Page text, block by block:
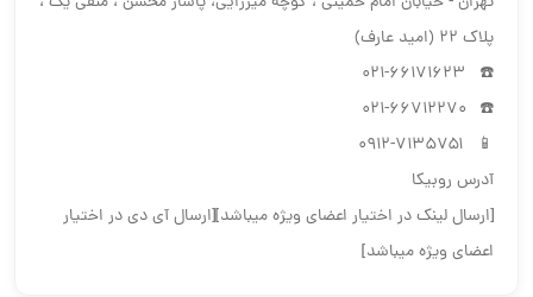
پلاک ۲۲ (امید عارف)
☎️ ۰۲۱-۶۶۱۷۱۶۲۳
☎️ ۰۲۱-۶۶۷۱۲۲۷۰
📱 ۰۹۱۲-۷۱۳۵۷۵۱
آدرس روبیکا
[ارسال لینک در اختیار اعضای ویژه میباشد][ارسال آی دی در اختیار
اعضای ویژه میباشد]